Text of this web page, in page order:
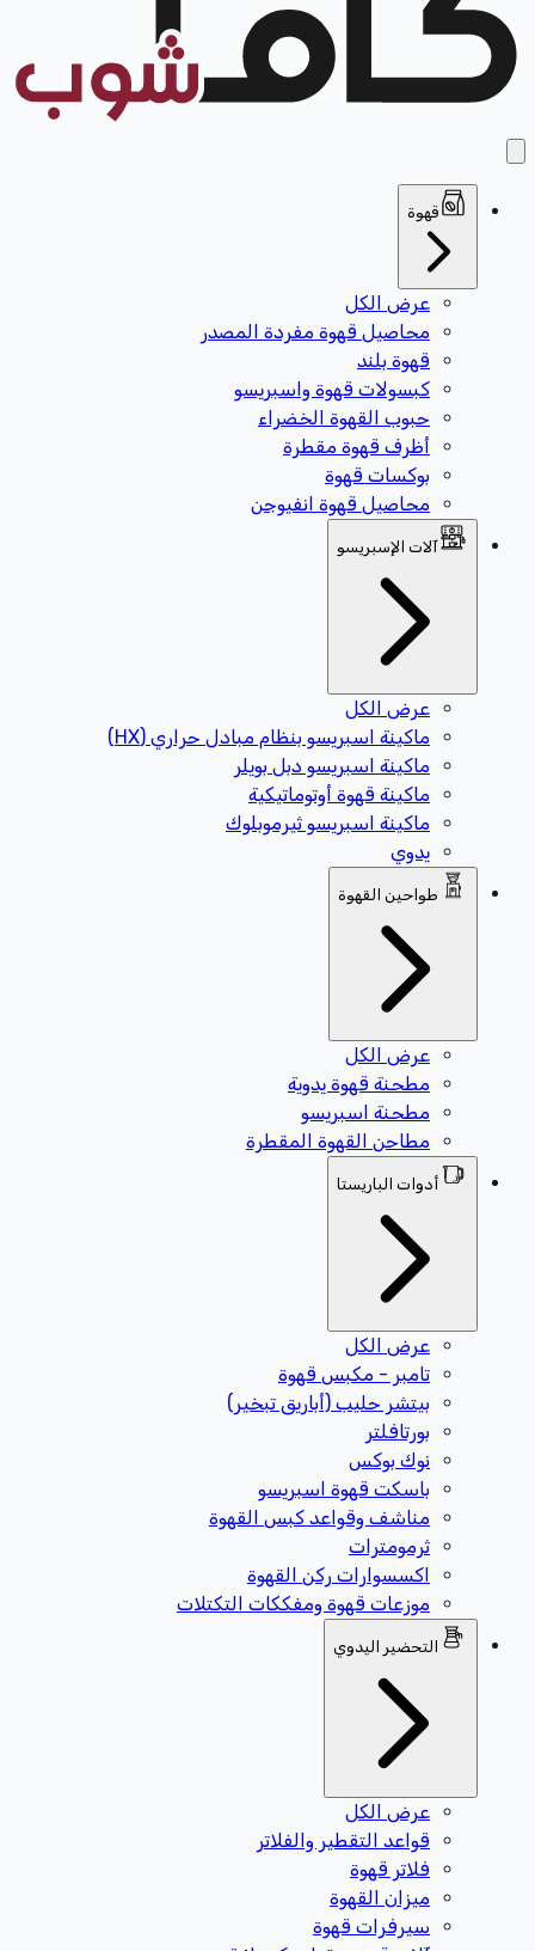
قهوة
عرض الكل
محاصيل قهوة مفردة المصدر
قهوة بلند
كبسولات قهوة واسبريسو
حبوب القهوة الخضراء
أظرف قهوة مقطرة
بوكسات قهوة
محاصيل قهوة انفيوجن
آلات الإسبريسو
عرض الكل
ماكينة اسبريسو بنظام مبادل حراري (HX)
ماكينة اسبريسو دبل بويلر
ماكينة قهوة أوتوماتيكية
ماكينة اسبريسو ثيرموبلوك
يدوي
طواحين القهوة
عرض الكل
مطحنة قهوة يدوية
مطحنة اسبريسو
مطاحن القهوة المقطرة
أدوات الباريستا
عرض الكل
تامبر - مكبس قهوة
بيتشر حليب (أباريق تبخير)
بورتافلتر
نوك بوكس
باسكت قهوة اسبريسو
مناشف وقواعد كبس القهوة
ثرمومترات
اكسسوارات ركن القهوة
موزعات قهوة ومفككات التكتلات
التحضير اليدوي
عرض الكل
قواعد التقطير والفلاتر
فلاتر قهوة
ميزان القهوة
سيرفرات قهوة